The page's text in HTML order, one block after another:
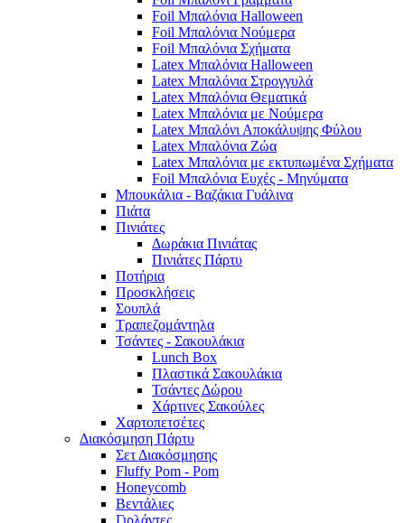
Foil Μπαλόνια Halloween
Foil Μπαλόνια Νούμερα
Foil Μπαλόνια Σχήματα
Latex Μπαλόνια Halloween
Latex Μπαλόνια Στρογγυλά
Latex Μπαλόνια Θεματικά
Latex Μπαλόνια με Νούμερα
Latex Μπαλόνι Αποκάλυψης Φύλου
Latex Μπαλόνια Ζώα
Latex Μπαλόνια με εκτυπωμένα Σχήματα
Foil Μπαλόνια Ευχές - Μηνύματα
Μπουκάλια - Βαζάκια Γυάλινα
Πιάτα
Πινιάτες
Δωράκια Πινιάτας
Πινιάτες Πάρτυ
Ποτήρια
Προσκλήσεις
Σουπλά
Τραπεζομάντηλα
Τσάντες - Σακουλάκια
Lunch Box
Πλαστικά Σακουλάκια
Τσάντες Δώρου
Χάρτινες Σακούλες
Χαρτοπετσέτες
Διακόσμηση Πάρτυ
Σετ Διακόσμησης
Fluffy Pom - Pom
Honeycomb
Βεντάλιες